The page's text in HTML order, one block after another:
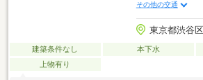
その他の交通
東京都渋谷
建築条件なし 本下水
上物有り